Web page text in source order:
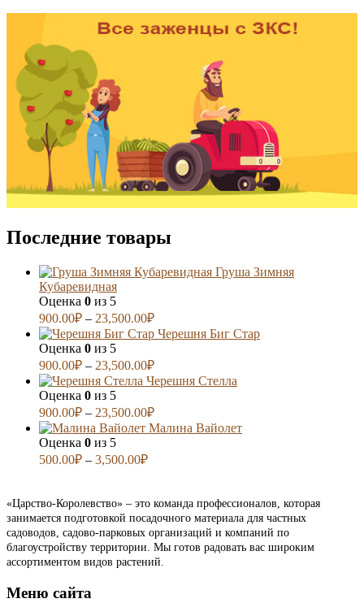
Последние товары
Груша Зимняя
Кубаревидная
Оценка 0 из 5
900.00₽ – 23,500.00₽
Черешня Биг Стар
Оценка 0 из 5
900.00₽ – 23,500.00₽
Черешня Стелла
Оценка 0 из 5
900.00₽ – 23,500.00₽
Малина Вайолет
Оценка 0 из 5
500.00₽ – 3,500.00₽
«Царство-Королевство» – это команда профессионалов, которая
занимается подготовкой посадочного материала для частных
садоводов, садово-парковых организаций и компаний по
благоустройству территории. Мы готов радовать вас широким
ассортиментом видов растений.
Меню сайта